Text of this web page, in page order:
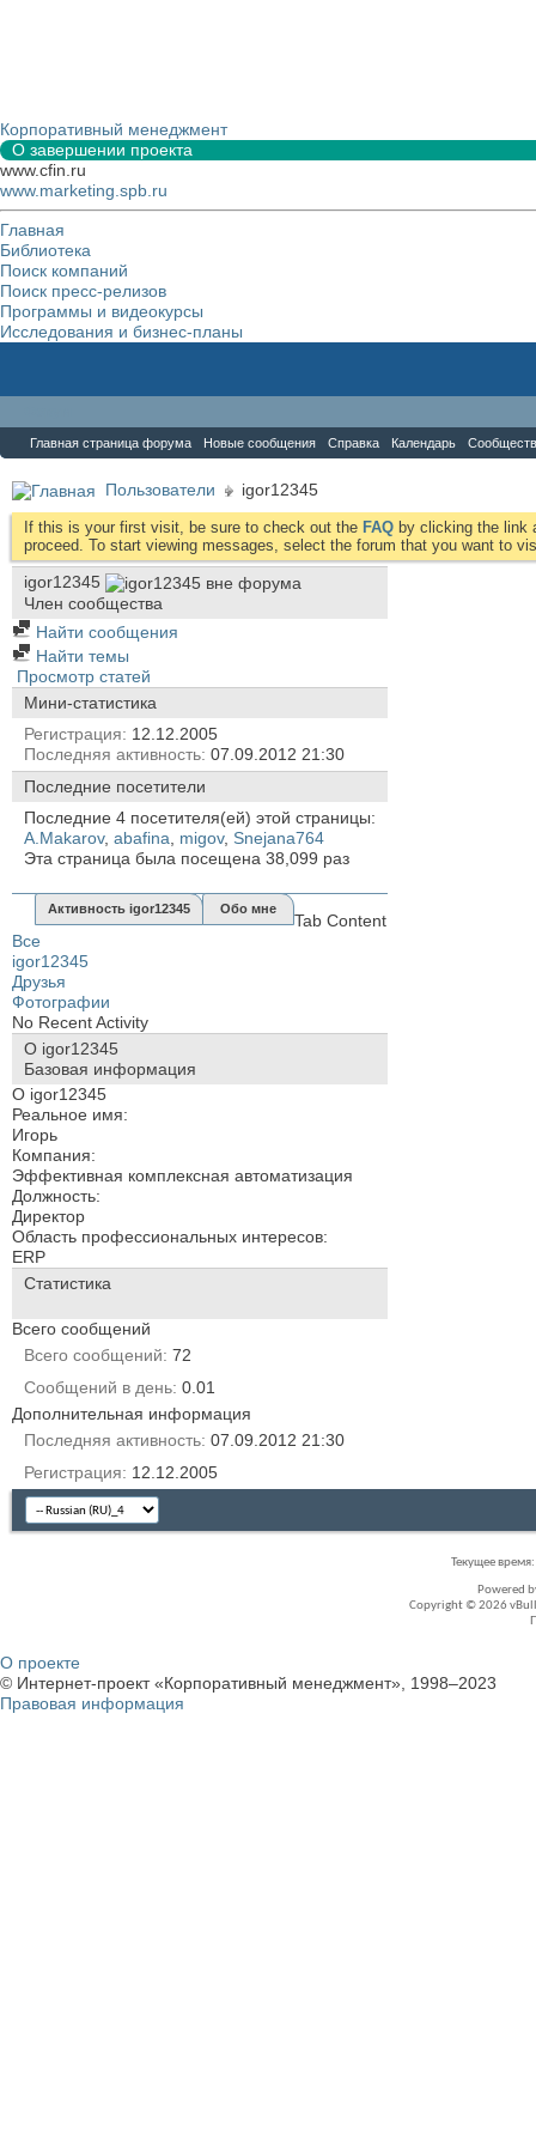
Корпоративный менеджмент
О завершении проекта
www.cfin.ru
www.marketing.spb.ru
Главная
Библиотека
Поиск компаний
Поиск пресс-релизов
Программы и видеокурсы
Исследования и бизнес-планы
Главная страница форума Новые сообщения Справка Календарь
Пользователи igor12345
If this is your first visit, be sure to check out the FAQ by clicking the link
proceed. To start viewing messages, select the forum that you want to
igor12345
Член сообщества
Найти сообщения
Найти темы
Просмотр статей
Мини-статистика
Регистрация
12.12.2005
Последняя активность 07.09.2012 21:30
Последние посетители
Последние 4 посетителя(ей) этой страницы:
A.Makarov, abafina migov, Snejana764
Эта страница была посещена 38,099 раз
Активность igor12345 Обо мне
Tab Content
Все
igor12345
Друзья
Фотографии
No Recent Activity
О igor12345
Базовая информация
О igor12345
Реальное имя:
Игорь
Компания:
Эффективная комплексная автоматизация
Должность:
Директор
Область профессиональных интересов:
ERP
Статистика
Всего сообщений
Всего сообщений 72
Сообщений в день 0.01
Дополнительная информация
Последняя активность 07.09.2012 21:30
Регистрация
12.12.2005
Текущее время:
Powered
Copyright © 2026
О проекте
© Интернет-проект «Корпоративный менеджмент», 1998–2023
Правовая информация